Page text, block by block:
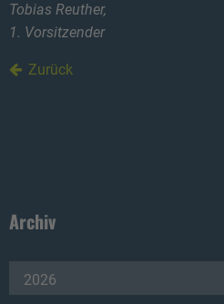
Tobias Reuther,
1. Vorsitzender
Zurück
Archiv
2026